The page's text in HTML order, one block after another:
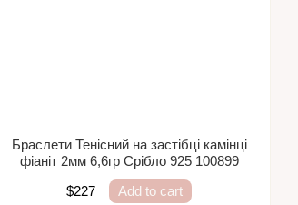
Браслети Тенісний на застібці камінці
фіаніт 2мм 6,6гр Срібло 925 100899
$227
Add to cart